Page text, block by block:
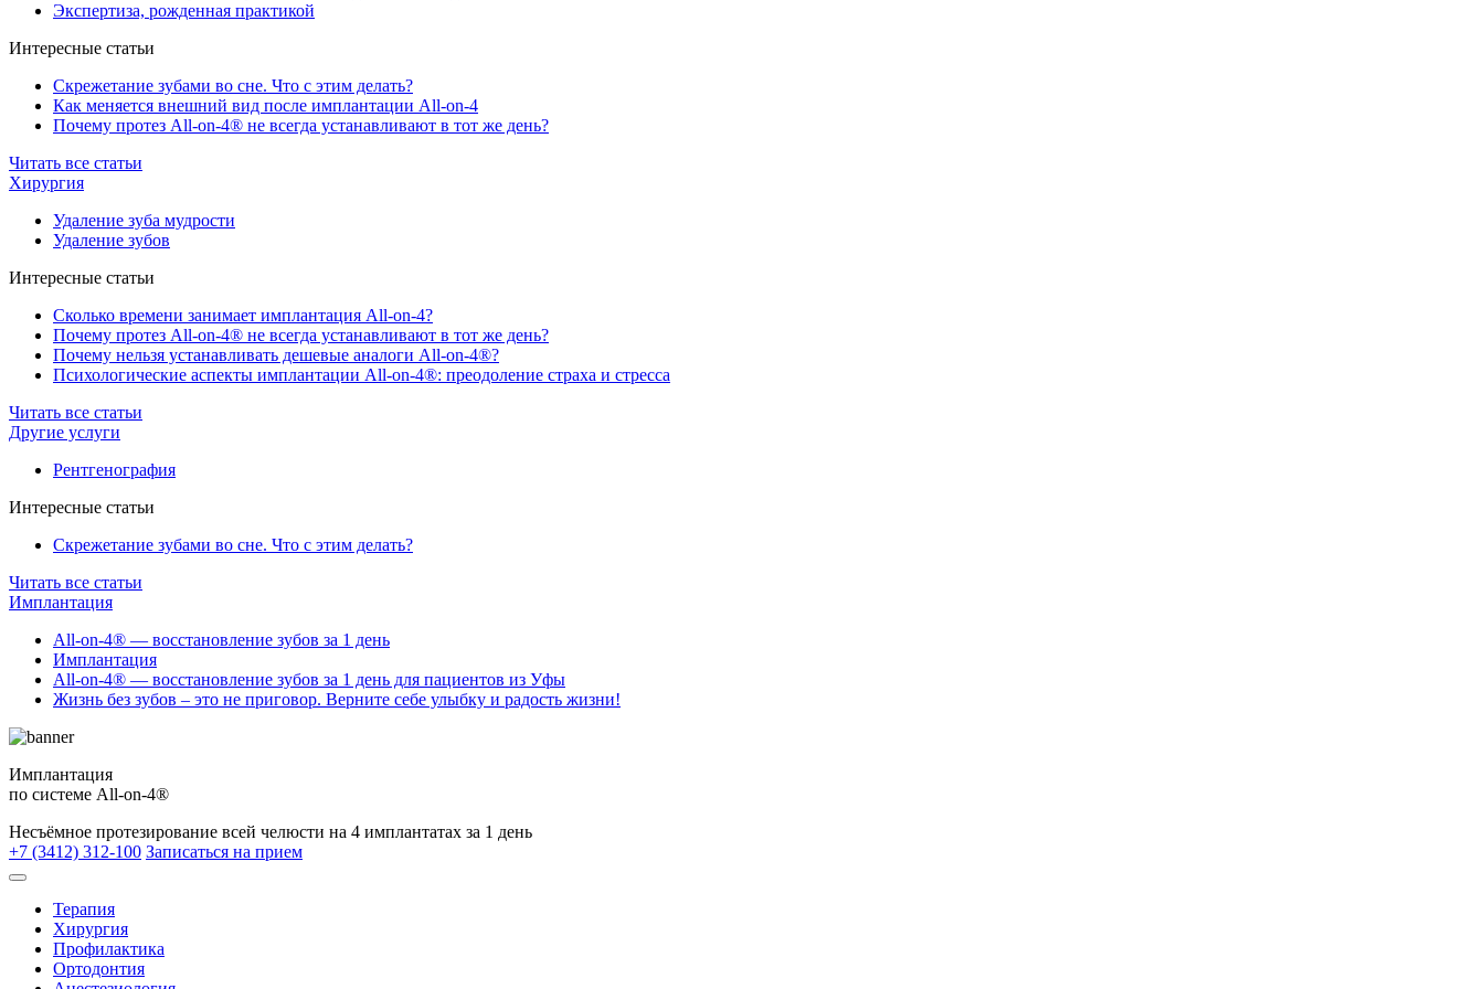
Экспертиза, рожденная практикой
Интересные статьи
Скрежетание зубами во сне. Что с этим делать?
Как меняется внешний вид после имплантации All-on-4
Почему протез All-on-4® не всегда устанавливают в тот же день?
Читать все статьи
Хирургия
Удаление зуба мудрости
Удаление зубов
Интересные статьи
Сколько времени занимает имплантация All-on-4?
Почему протез All-on-4® не всегда устанавливают в тот же день?
Почему нельзя устанавливать дешевые аналоги All-on-4®?
Психологические аспекты имплантации All-on-4®: преодоление страха и стресса
Читать все статьи
Другие услуги
Рентгенография
Интересные статьи
Скрежетание зубами во сне. Что с этим делать?
Читать все статьи
Имплантация
All-on-4® — восстановление зубов за 1 день
Имплантация
All-on-4® — восстановление зубов за 1 день для пациентов из Уфы
Жизнь без зубов – это не приговор. Верните себе улыбку и радость жизни!
Имплантация
по системе All-on-4®
Несъёмное протезирование всей челюсти на 4 имплантатах за 1 день
+7 (3412) 312-100 Записаться на прием
Терапия
Хирургия
Профилактика
Ортодонтия